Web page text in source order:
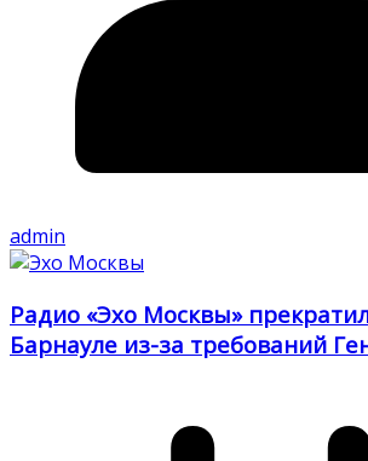
admin
Радио «Эхо Москвы»
Барнауле из-за требований